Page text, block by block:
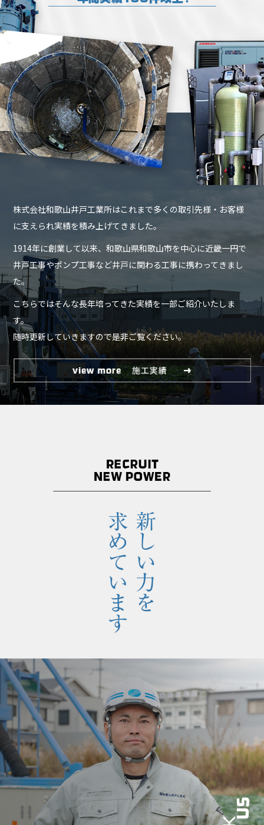
株式会社和歌山井戸工業所はこれまで多くの取引先様・お客様
に支えられ実績を積み上げてきました。
1914年に創業して以来、和歌山県和歌山市を中心に近畿一円で
井戸工事やポンプ工事など井戸に関わる工事に携わってきまし
た。
こちらではそんな長年培ってきた実績を一部ご紹介いたしま
す。
随時更新していきますので是非ご覧ください。